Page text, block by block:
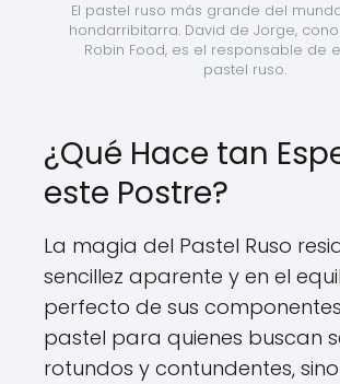
El pastel ruso más grande del
hondarribitarra. David de Jorge,
Robin Food, es el responsable de
pastel ruso.
¿Qué Hace tan
este Postre?
La magia del Pastel Ruso
sencillez aparente y en el
perfecto de sus
pastel para quienes buscan
rotundos y contundentes,